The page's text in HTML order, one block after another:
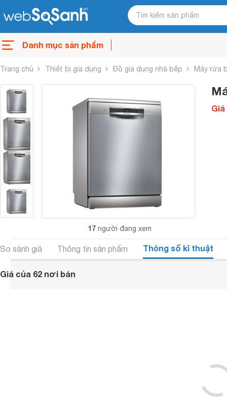
Danh mục sản phẩm
Trang chủ Thiết bị gia dụng Đồ gia dụng nhà bếp Máy rửa
17 người đang xem
Giá
So sánh giá Thông tin sản phẩm Thông số kĩ thuật
Giá của 62 nơi bán